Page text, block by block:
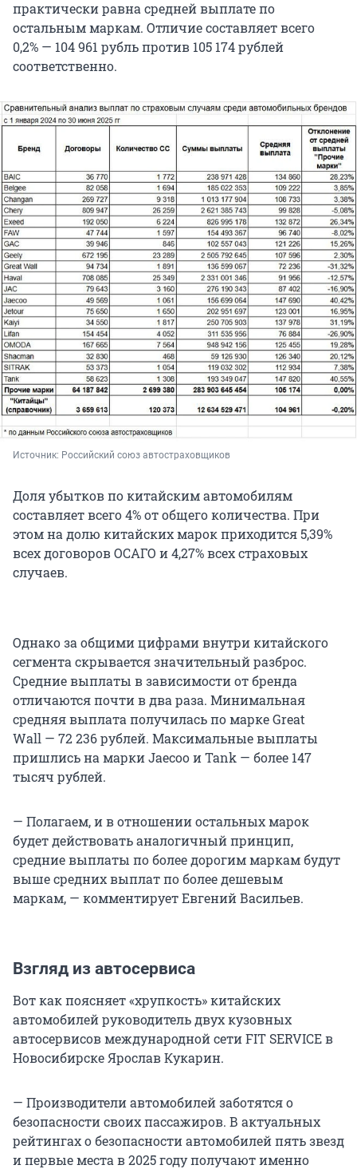
практически равна средней выплате по
остальным маркам. Отличие составляет всего
0,2% — 104 961 рубль против 105 174 рублей
соответственно.
Источник: Российский союз автостраховщиков
Доля убытков по китайским автомобилям
составляет всего 4% от общего количества. При
этом на долю китайских марок приходится 5,39%
всех договоров ОСАГО и 4,27% всех страховых
случаев.
Однако за общими цифрами внутри китайского
сегмента скрывается значительный разброс.
Средние выплаты в зависимости от бренда
отличаются почти в два раза. Минимальная
средняя выплата получилась по марке Great
Wall — 72 236 рублей. Максимальные выплаты
пришлись на марки Jaecoo и Tank — более 147
тысяч рублей.
— Полагаем, и в отношении остальных марок
будет действовать аналогичный принцип,
средние выплаты по более дорогим маркам будут
выше средних выплат по более дешевым
маркам, — комментирует Евгений Васильев.
Взгляд из автосервиса
Вот как поясняет «хрупкость» китайских
автомобилей руководитель двух кузовных
автосервисов международной сети FIT SERVICE в
Новосибирске Ярослав Кукарин.
— Производители автомобилей заботятся о
безопасности своих пассажиров. В актуальных
рейтингах о безопасности автомобилей пять звезд
и первые места в 2025 году получают именно